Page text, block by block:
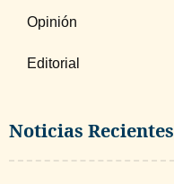
Opinión
Editorial
Noticias Recientes